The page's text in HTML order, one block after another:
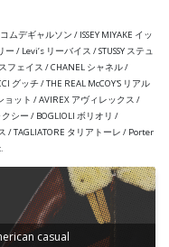
ムデギャルソン / ISSEY MIYAKE イッ
/ Levi’s リーバイス / STUSSY ステュ
フェイス / CHANEL シャネル /
グッチ / THE REAL McCOY'S リアル
ョット / AVIREX アヴィレックス /
クシー / BOGLIOLI ボリオリ /
/ TAGLIATORE タリアトーレ / Porter
casual